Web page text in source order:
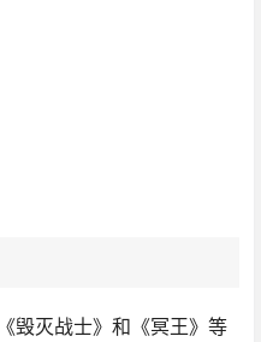
毁灭战士》和《冥王》等